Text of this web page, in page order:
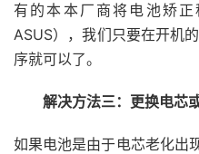
有的本本厂商将电池矫
ASUS），我们只要在开机
序就可以了。
解决方法三：更换电芯或
如果电池是由于电芯老化出